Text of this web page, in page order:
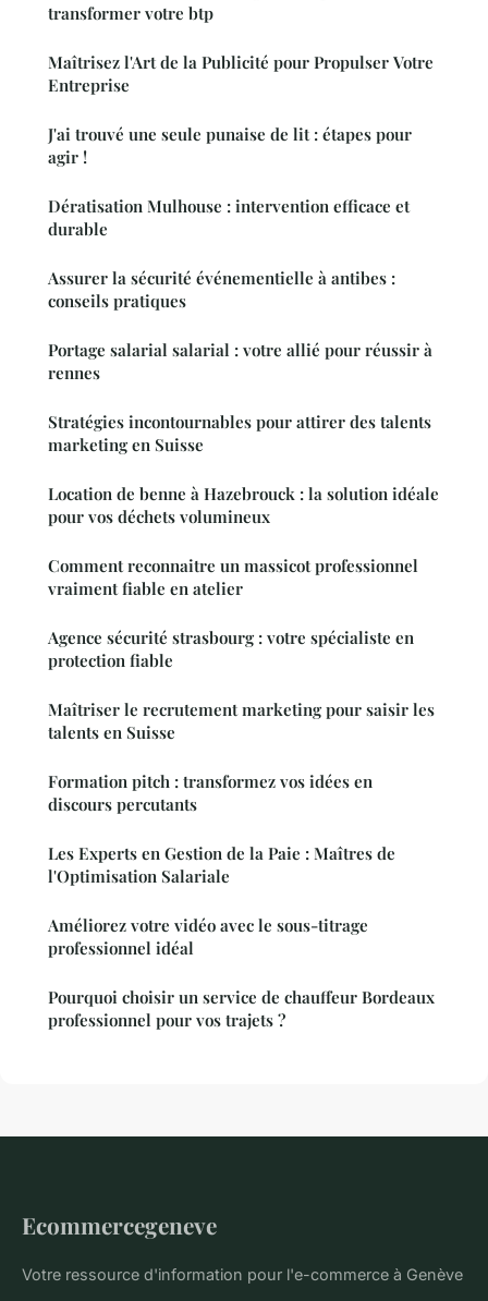
transformer votre btp
Maîtrisez l'Art de la Publicité pour Propulser Votre
Entreprise
J'ai trouvé une seule punaise de lit : étapes pour
agir !
Dératisation Mulhouse : intervention efficace et
durable
Assurer la sécurité événementielle à antibes :
conseils pratiques
Portage salarial salarial : votre allié pour réussir à
rennes
Stratégies incontournables pour attirer des talents
marketing en Suisse
Location de benne à Hazebrouck : la solution idéale
pour vos déchets volumineux
Comment reconnaitre un massicot professionnel
vraiment fiable en atelier
Agence sécurité strasbourg : votre spécialiste en
protection fiable
Maîtriser le recrutement marketing pour saisir les
talents en Suisse
Formation pitch : transformez vos idées en
discours percutants
Les Experts en Gestion de la Paie : Maîtres de
l'Optimisation Salariale
Améliorez votre vidéo avec le sous-titrage
professionnel idéal
Pourquoi choisir un service de chauffeur Bordeaux
professionnel pour vos trajets ?
Ecommercegeneve
Votre ressource d'information pour l'e-commerce à Genève